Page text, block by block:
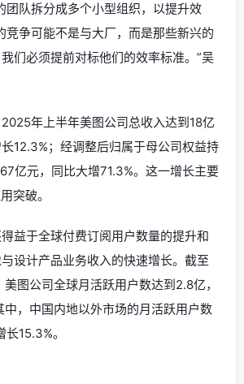
团队拆分成多个小型组织，以提升效
竞争可能不是与大厂，而是那些新兴的
们必须提前对标他们的效率标准。”吴
年上半年美图公司总收入达到18亿
12.3%；经调整后归属于母公司权益持
亿元，同比大增71.3%。这一增长主要
突破。
益于全球付费订阅用户数量的提升和
设计产品业务收入的快速增长。截至
图公司全球月活跃用户数达到2.8亿，
中，中国内地以外市场的月活跃用户数
15.3%。